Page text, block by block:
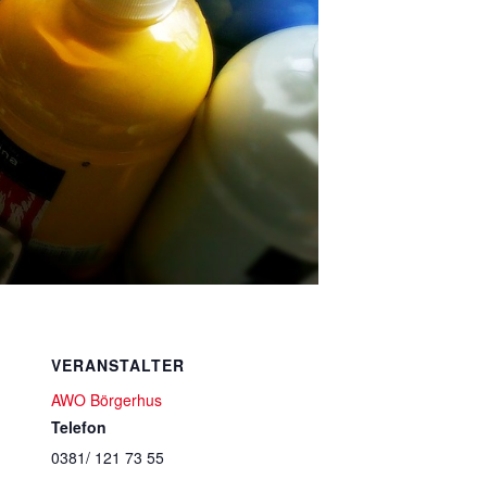
VERANSTALTER
AWO Börgerhus
Telefon
0381/ 121 73 55